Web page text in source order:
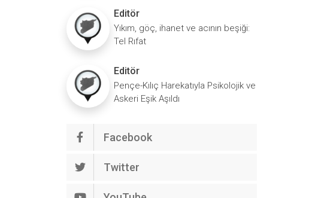
Editör
Yıkım, göç, ihanet ve acının beşiği:
Tel Rıfat
Editör
Pençe-Kılıç Harekatıyla Psikolojik ve
Askeri Eşik Aşıldı
Facebook
Twitter